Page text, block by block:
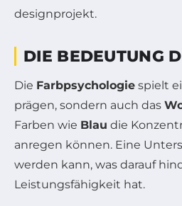
DIE BEDEUTUNG
Die Farbpsychologie spielt
prägen, sondern auch das
Farben wie Blau die
anregen können. Eine
werden kann, was darauf
Leistungsfähigkeit hat.